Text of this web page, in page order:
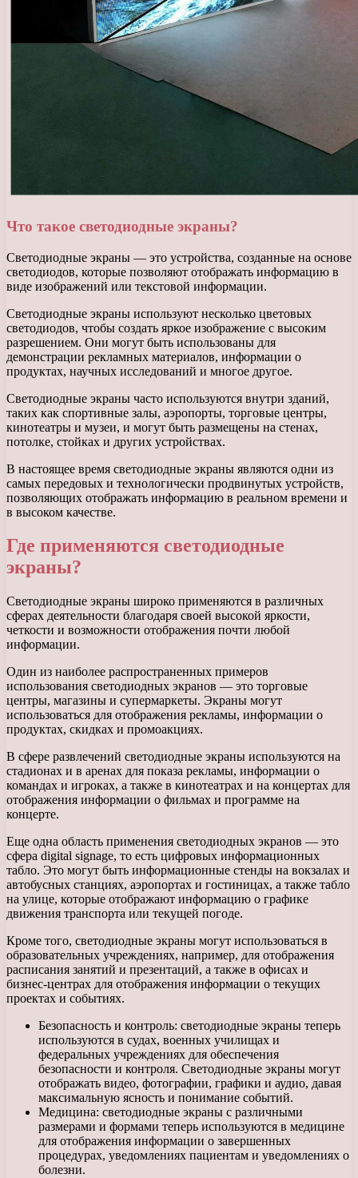
Что такое светодиодные экраны?
Светодиодные экраны — это устройства, созданные на основе
светодиодов, которые позволяют отображать информацию в
виде изображений или текстовой информации.
Светодиодные экраны используют несколько цветовых
светодиодов, чтобы создать яркое изображение с высоким
разрешением. Они могут быть использованы для
демонстрации рекламных материалов, информации о
продуктах, научных исследований и многое другое.
Светодиодные экраны часто используются внутри зданий,
таких как спортивные залы, аэропорты, торговые центры,
кинотеатры и музеи, и могут быть размещены на стенах,
потолке, стойках и других устройствах.
В настоящее время светодиодные экраны являются одни из
самых передовых и технологически продвинутых устройств,
позволяющих отображать информацию в реальном времени и
в высоком качестве.
Где применяются светодиодные
экраны?
Светодиодные экраны широко применяются в различных
сферах деятельности благодаря своей высокой яркости,
четкости и возможности отображения почти любой
информации.
Один из наиболее распространенных примеров
использования светодиодных экранов — это торговые
центры, магазины и супермаркеты. Экраны могут
использоваться для отображения рекламы, информации о
продуктах, скидках и промоакциях.
В сфере развлечений светодиодные экраны используются на
стадионах и в аренах для показа рекламы, информации о
командах и игроках, а также в кинотеатрах и на концертах для
отображения информации о фильмах и программе на
концерте.
Еще одна область применения светодиодных экранов — это
сфера digital signage, то есть цифровых информационных
табло. Это могут быть информационные стенды на вокзалах и
автобусных станциях, аэропортах и гостиницах, а также табло
на улице, которые отображают информацию о графике
движения транспорта или текущей погоде.
Кроме того, светодиодные экраны могут использоваться в
образовательных учреждениях, например, для отображения
расписания занятий и презентаций, а также в офисах и
бизнес-центрах для отображения информации о текущих
проектах и событиях.
Безопасность и контроль: светодиодные экраны теперь
используются в судах, военных училищах и
федеральных учреждениях для обеспечения
безопасности и контроля. Светодиодные экраны могут
отображать видео, фотографии, графики и аудио, давая
максимальную ясность и понимание событий.
Медицина: светодиодные экраны с различными
размерами и формами теперь используются в медицине
для отображения информации о завершенных
процедурах, уведомлениях пациентам и уведомлениях о
болезни.